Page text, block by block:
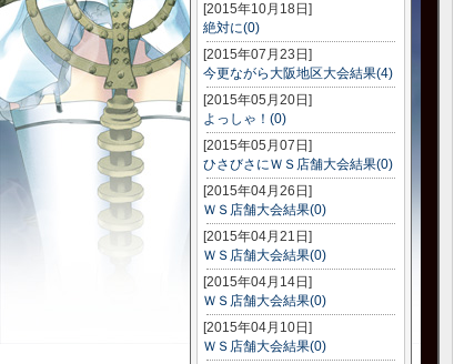
[2015年10月18日]
絶対に(0)
[2015年07月23日]
今更ながら大阪地区大会結果(4)
[2015年05月20日]
よっしゃ！(0)
[2015年05月07日]
ひさびさにＷＳ店舗大会結果(0)
[2015年04月26日]
ＷＳ店舗大会結果(0)
[2015年04月21日]
ＷＳ店舗大会結果(0)
[2015年04月14日]
ＷＳ店舗大会結果(0)
[2015年04月10日]
ＷＳ店舗大会結果(0)